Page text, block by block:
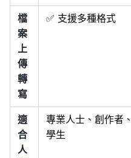
檔
案
上
傳
轉
寫
✅ 支援多種格式
適
合
人
專業人士、創作者、
學生